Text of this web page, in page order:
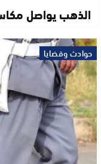
الذهب يواصل
حوادث وقضايا